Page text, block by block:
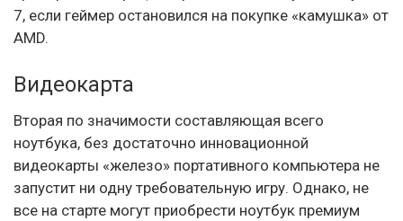
7, если геймер остановился на покупке «камушка» от
AMD.
Видеокарта
Вторая по значимости составляющая всего
ноутбука, без достаточно инновационной
видеокарты «железо» портативного компьютера не
запустит ни одну требовательную игру. Однако, не
все на старте могут приобрести ноутбук премиум